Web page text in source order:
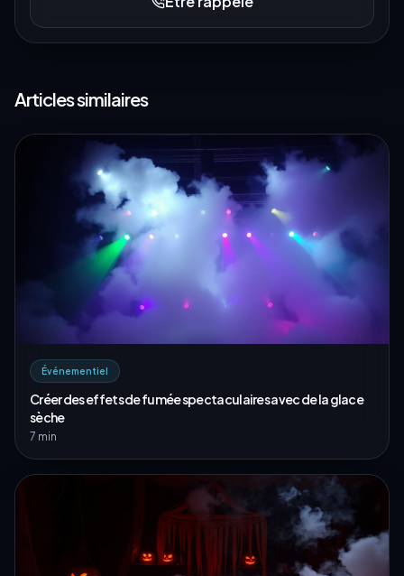
Articles similaires
Événementiel
Créer des effets de fumée spectaculaires avec de la glace
sèche
7 min